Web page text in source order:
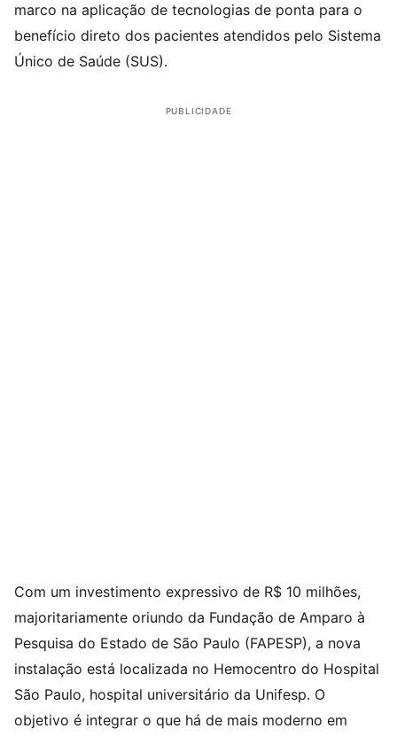
marco na aplicação de tecnologias de ponta para o
benefício direto dos pacientes atendidos pelo Sistema
Único de Saúde (SUS).
PUBLICIDADE
Com um investimento expressivo de R$ 10 milhões,
majoritariamente oriundo da Fundação de Amparo à
Pesquisa do Estado de São Paulo (FAPESP), a nova
instalação está localizada no Hemocentro do Hospital
São Paulo, hospital universitário da Unifesp. O
objetivo é integrar o que há de mais moderno em